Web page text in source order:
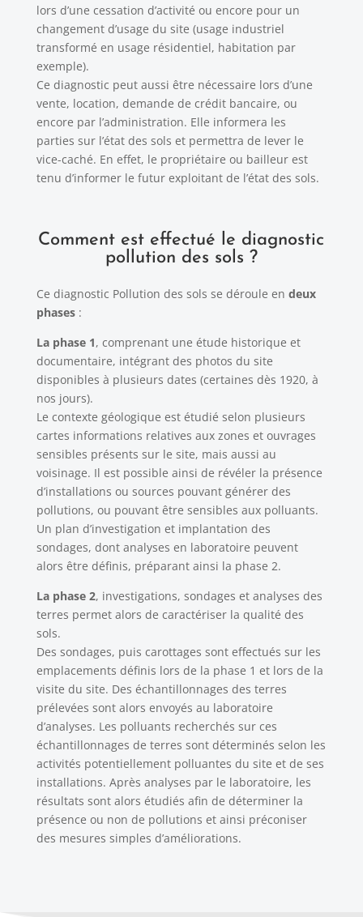
lors d’une cessation d’activité ou encore pour un
changement d’usage du site (usage industriel
transformé en usage résidentiel, habitation par
exemple).
Ce diagnostic peut aussi être nécessaire lors d’une
vente, location, demande de crédit bancaire, ou
encore par l’administration. Elle informera les
parties sur l’état des sols et permettra de lever le
vice-caché. En effet, le propriétaire ou bailleur est
tenu d’informer le futur exploitant de l’état des sols.
Comment est effectué le diagnostic
pollution des sols ?
Ce diagnostic Pollution des sols se déroule en deux
phases:
La phase 1, comprenant une étude historique et
documentaire, intégrant des photos du site
disponibles à plusieurs dates (certaines dès 1920, à
nos jours).
Le contexte géologique est étudié selon plusieurs
cartes informations relatives aux zones et ouvrages
sensibles présents sur le site, mais aussi au
voisinage. Il est possible ainsi de révéler la présence
d’installations ou sources pouvant générer des
pollutions, ou pouvant être sensibles aux polluants.
Un plan d’investigation et implantation des
sondages, dont analyses en laboratoire peuvent
alors être définis, préparant ainsi la phase 2.
La phase 2, investigations, sondages et analyses des
terres permet alors de caractériser la qualité des
sols.
Des sondages, puis carottages sont effectués sur les
emplacements définis lors de la phase 1 et lors de la
visite du site. Des échantillonnages des terres
prélevées sont alors envoyés au laboratoire
d’analyses. Les polluants recherchés sur ces
échantillonnages de terres sont déterminés selon les
activités potentiellement polluantes du site et de ses
installations. Après analyses par le laboratoire, les
résultats sont alors étudiés afin de déterminer la
présence ou non de pollutions et ainsi préconiser
des mesures simples d’améliorations.